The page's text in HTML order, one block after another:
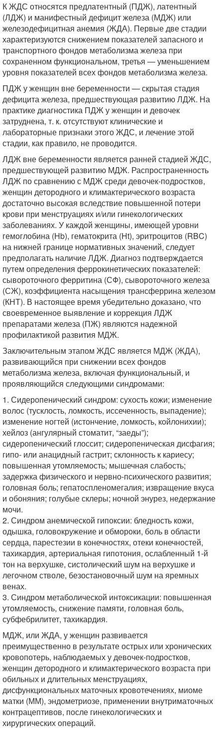
К ЖДС относятся предлатентный (ПДЖ), латентный
(ЛДЖ) и манифестный дефицит железа (МДЖ) или
железодефицитная анемия (ЖДА). Первые две стадии
характеризуются снижением показателей запасного и
транспортного фондов метаболизма железа при
сохраненном функциональном, третья — уменьшением
уровня показателей всех фондов метаболизма железа.
ПДЖ у женщин вне беременности — скрытая стадия
дефицита железа, предшествующая развитию ЛДЖ. На
практике диагностика ПДЖ у женщин и девочек
затруднена, т. к. отсутствуют клинические и
лабораторные признаки этого ЖДС, и лечение этой
стадии, как правило, не проводится.
ЛДЖ вне беременности является ранней стадией ЖДС,
предшествующей развитию МДЖ. Распространенность
ЛДЖ по сравнению с МДЖ среди девочек-подростков,
женщин детородного и климактерического возраста
достаточно высокая вследствие повышенной потери
крови при менструациях и/или гинекологических
заболеваниях. У каждой женщины, имеющей уровни
гемоглобина (Hb), гематокрита (Ht), эритроцитов (RBC)
на нижней границе нормативных значений, следует
предполагать наличие ЛДЖ. Диагноз подтверждается
путем определения феррокинетических показателей:
сывороточного ферритина (СФ), сывороточного железа
(СЖ), коэффициента насыщения трансферрина железом
(КНТ). В настоящее время убедительно доказано, что
своевременное выявление и коррекция ЛДЖ
препаратами железа (ПЖ) являются надежной
профилактикой развития МДЖ.
Заключительным этапом ЖДС является МДЖ (ЖДА),
развивающийся при снижении всех фондов
метаболизма железа, включая функциональный, и
проявляющийся следующими синдромами:
1. Сидеропенический синдром: сухость кожи; изменение
волос (тусклость, ломкость, иссеченность, выпадение);
изменение ногтей (истончение, ломкость, койлонихии);
хейлоз (ангулярный стоматит, “заеды”);
сидеропенический глоссит; сидеропеническая дисфагия;
гипо- или анацидный гастрит; склонность к кариесу;
повышенная утомляемость; мышечная слабость;
задержка физического и нервно-психического развития;
головная боль; гепатоспленомегалия; извращение вкуса
и обоняния; голубые склеры; ночной энурез, недержание
мочи.
2. Синдром анемической гипоксии: бледность кожи,
одышка, головокружение и обмороки, боль в области
сердца, парестезии в конечностях, отеки конечностей,
тахикардия, артериальная гипотония, ослабленный 1-й
тон на верхушке, систолический шум на верхушке и
легочном стволе, безостановочный шум на яремных
венах.
3. Синдром метаболической интоксикации: повышенная
утомляемость, снижение памяти, головная боль,
субфебрилитет, тахикардия.
МДЖ, или ЖДА, у женщин развивается
преимущественно в результате острых или хронических
кровопотерь, наблюдаемых у девочек-подростков,
женщин детородного и климактерического возраста при
обильных и длительных менструациях,
дисфункциональных маточных кровотечениях, миоме
матки (ММ), эндометриозе, применении внутриматочных
контрацептивов, после гинекологических и
хирургических операций.